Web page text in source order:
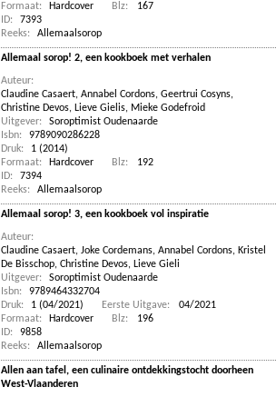
Formaat:
Hardcover Blz:
167
ID:
7393
Reeks:
Allemaalsorop
Allemaal sorop! 2, een kookboek met verhalen
Auteur:
Claudine Casaert, Annabel Cordons, Geertrui Cosyns,
Christine Devos, Lieve Gielis, Mieke Godefroid
Uitgever:
Soroptimist Oudenaarde
Isbn:
9789090286228
Druk:
1 (2014)
Formaat:
Hardcover Blz:
192
ID:
7394
Reeks:
Allemaalsorop
Allemaal sorop! 3, een kookboek vol inspiratie
Auteur:
Claudine Casaert, Joke Cordemans, Annabel Cordons, Kristel
De Bisschop, Christine Devos, Lieve Gieli
Uitgever:
Soroptimist Oudenaarde
Isbn:
9789464332704
Druk:
1 (04/2021) Eerste Uitgave:
04/2021
Formaat:
Hardcover Blz:
196
ID:
9858
Reeks:
Allemaalsorop
Allen aan tafel, een culinaire ontdekkingstocht doorheen
West-Vlaanderen